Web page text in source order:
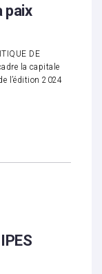
paix
DE
la capitale
l’édition 2024